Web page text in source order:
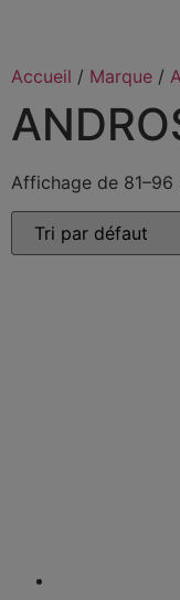
Accueil / Marque /
Affichage de